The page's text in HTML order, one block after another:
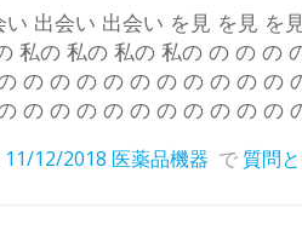
出会い 出会い を見 を見
私の 私の 私の 私の の の
の の の の の の の の の の
の の の の の の の の の の
11/12/2018 医薬品機器 で 質問